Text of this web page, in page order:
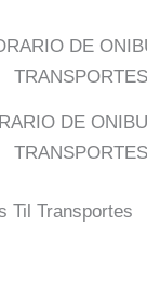
DE
TRANSPORTES
Til Transportes